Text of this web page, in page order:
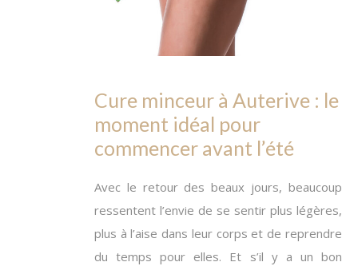
Cure minceur à Auterive : le
moment idéal pour
commencer avant l’été
Avec le retour des beaux jours, beaucoup
ressentent l’envie de se sentir plus légères,
plus à l’aise dans leur corps et de reprendre
du temps pour elles. Et s’il y a un bon